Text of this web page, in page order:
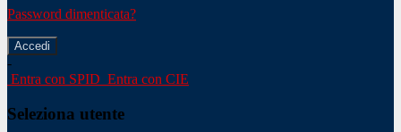
Password dimenticata?
-
Entra con SPID Entra con CIE
Seleziona utente